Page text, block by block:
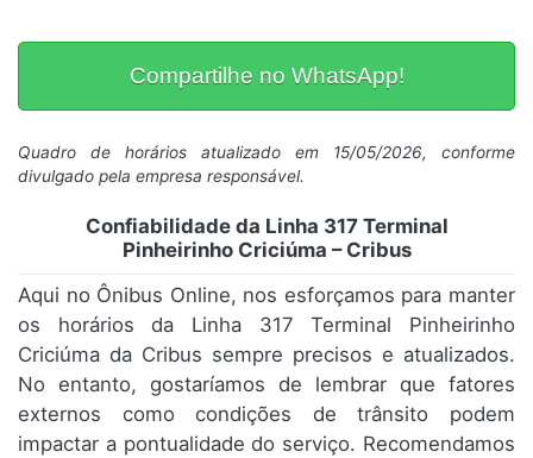
Compartilhe no WhatsApp!
Quadro de horários atualizado em 15/05/2026, conforme
divulgado pela empresa responsável.
Confiabilidade da Linha 317 Terminal
Pinheirinho Criciúma – Cribus
Aqui no Ônibus Online, nos esforçamos para manter
os horários da Linha 317 Terminal Pinheirinho
Criciúma da Cribus sempre precisos e atualizados.
No entanto, gostaríamos de lembrar que fatores
externos como condições de trânsito podem
impactar a pontualidade do serviço. Recomendamos